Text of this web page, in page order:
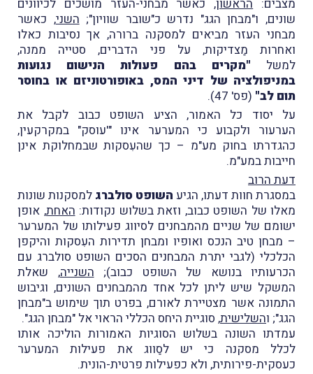
מצבים:הראשון, כאשר מבחני-העזר מושכים לכיוונים
שונים, ו"מבחן הגג" נדרש כ"שובר שוויון";השני, כאשר
מבחני העזר מביאים למסקנה ברורה, אך נסיבות כאלו
ואחרות מַצדיקות, על פני הדברים, סטייה ממנה,
למשל "מקרים בהם פעולות הנישום נגועות
במניפולציה של דיני המס, באופורטוניזם או בחוסר
תום לב" (פס' 47).
על יסוד כל האמור, הציע השופט כבוב לקבל את
הערעור ולקבוע כי המערער אינו "'עוסק" במקרקעין,
כהגדרתו בחוק מע"מ – כך שהעִסקות שבמחלוקת אינן
חייבות במע"מ.
דעת הרוב
במסגרת חוות דעתו, הגיע השופט סולברג למסקנות שונות
מאלו של השופט כבוב, וזאת בשלוש נקודות:האחת, אופן
ישומם של שניים מהמבחנים לסיווג פעילותו של המערער
– מבחן טיב הנכס ואופיו ומבחן תדירות העִסקות והיקפן
הכלכלי (לגבי יתרת המבחנים הסכים השופט סולברג עם
הכרעותיו בנושא של השופט כבוב);השנייה, שאלת
המשקל שיש ליתן לכל אחד מהמבחנים השונים, וגיבוש
התמונה אשר מצטיירת לאורם, בפרט תוך שימוש ב"מבחן
הגג"; והשלישית, סוגיית היחס הכללי הראוי אל "מבחן הגג".
עמדתו השונה בשלוש הסוגיות האמורות הוליכה אותו
לכלל מסקנה כי יש לסַווג את פעילות המערער
כעסקית-פירותית, ולא כפעילות פרטית-הונית.